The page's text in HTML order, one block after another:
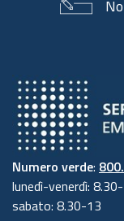
designato
Aldo Moro n. 44
4.
L'Ente può
l'espletamento
di dati
Numero verde:
lunedì-venerdì:
sabato: 8.30-13